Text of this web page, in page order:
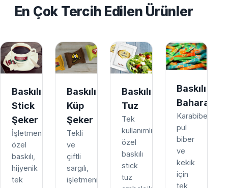
En Çok Tercih Edilen Ürünler
Baskılı
Stick
Şeker
İşletmenize
özel
baskılı,
hijyenik
tek
Baskılı
Küp
Şeker
Tekli
ve
çiftli
sargılı,
işletmenize
Baskılı
Tuz
Tek
kullanımlık,
özel
baskılı
stick
tuz
Baskılı
Baharat
Karabiber,
pul
biber
ve
kekik
için
tek